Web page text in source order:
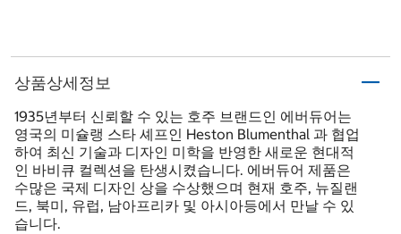
상품상세정보
1935년부터 신뢰할 수 있는 호주 브랜드인 에버듀어는
영국의 미슐랭 스타 셰프인 Heston Blumenthal 과 협업
하여 최신 기술과 디자인 미학을 반영한 새로운 현대적
인 바비큐 컬렉션을 탄생시켰습니다. 에버듀어 제품은
수많은 국제 디자인 상을 수상했으며 현재 호주, 뉴질랜
드, 북미, 유럽, 남아프리카 및 아시아등에서 만날 수 있
습니다.